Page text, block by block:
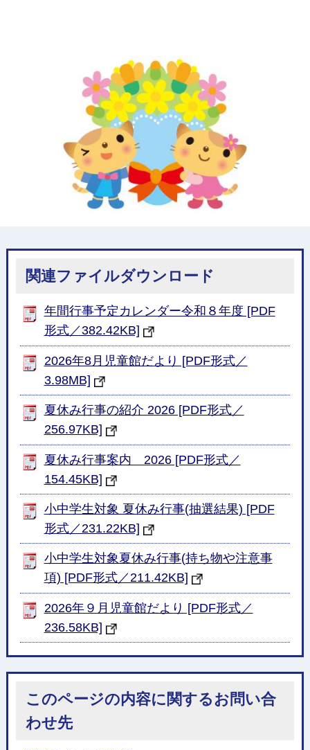
関連ファイルダウンロード
年間行事予定カレンダー令和８年度 [PDF
形式／382.42KB]
2026年8月児童館だより [PDF形式／
3.98MB]
夏休み行事の紹介 2026 [PDF形式／
256.97KB]
夏休み行事案内 2026 [PDF形式／
154.45KB]
小中学生対象 夏休み行事(抽選結果) [PDF
形式／231.22KB]
小中学生対象夏休み行事(持ち物や注意事
項) [PDF形式／211.42KB]
2026年９月児童館だより [PDF形式／
236.58KB]
このページの内容に関するお問い合
わせ先